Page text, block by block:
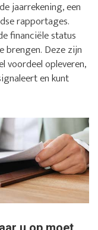
jaarrekening, een
rapportages.
financiële status
brengen. Deze zijn
voordeel opleveren,
en kunt